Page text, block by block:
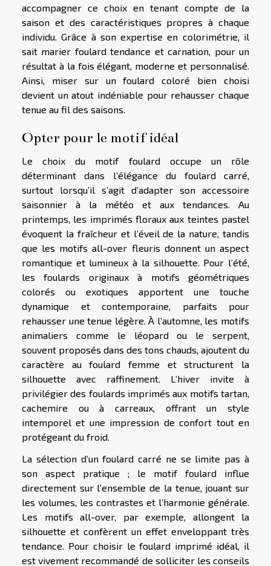
accompagner ce choix en tenant compte de la
saison et des caractéristiques propres à chaque
individu. Grâce à son expertise en colorimétrie, il
sait marier foulard tendance et carnation, pour un
résultat à la fois élégant, moderne et personnalisé.
Ainsi, miser sur un foulard coloré bien choisi
devient un atout indéniable pour rehausser chaque
tenue au fil des saisons.
Opter pour le motif idéal
Le choix du motif foulard occupe un rôle
déterminant dans l’élégance du foulard carré,
surtout lorsqu’il s’agit d’adapter son accessoire
saisonnier à la météo et aux tendances. Au
printemps, les imprimés floraux aux teintes pastel
évoquent la fraîcheur et l’éveil de la nature, tandis
que les motifs all-over fleuris donnent un aspect
romantique et lumineux à la silhouette. Pour l’été,
les foulards originaux à motifs géométriques
colorés ou exotiques apportent une touche
dynamique et contemporaine, parfaits pour
rehausser une tenue légère. À l’automne, les motifs
animaliers comme le léopard ou le serpent,
souvent proposés dans des tons chauds, ajoutent du
caractère au foulard femme et structurent la
silhouette avec raffinement. L’hiver invite à
privilégier des foulards imprimés aux motifs tartan,
cachemire ou à carreaux, offrant un style
intemporel et une impression de confort tout en
protégeant du froid.
La sélection d’un foulard carré ne se limite pas à
son aspect pratique ; le motif foulard influe
directement sur l’ensemble de la tenue, jouant sur
les volumes, les contrastes et l’harmonie générale.
Les motifs all-over, par exemple, allongent la
silhouette et confèrent un effet enveloppant très
tendance. Pour choisir le foulard imprimé idéal, il
est vivement recommandé de solliciter les conseils